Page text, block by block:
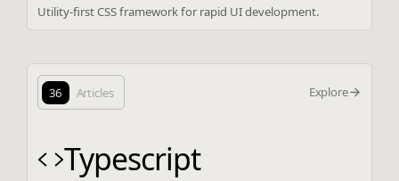
Utility-first CSS framework for rapid UI development.
36 Articles Explore
Typescript